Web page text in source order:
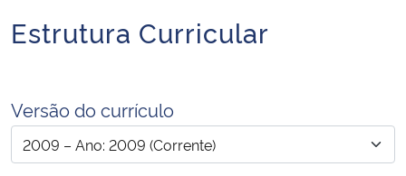
Ministério da Infraestrutura
Ministério da Educação
Ministério da Cidadania
Início do conteúdo
Estrutura Curricular
Versão do currículo